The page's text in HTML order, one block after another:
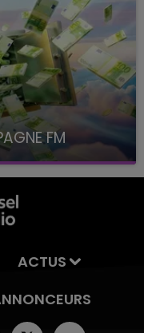
FM
à 8H10
ACTUS